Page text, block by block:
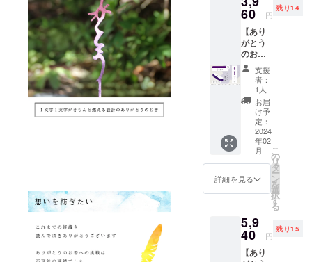
す。
※製品改
良のた
め、お
香本体
や化粧
箱、付
属品な
どのデ
ザイ
ン・仕
様は一
部変更
になる
可能性
いま
す。 ※
金額で
す。
ターン
数制限
はござ
いませ
ん。 お
香立て
も付属
してお
りすぐ
にご利
用いた
だけま
す。 ※
直径
15cm以
上の受
い。 ＝
＝＝＝
＝＝＝
＝＝＝
定》
2024年
4月 大
切な方
への贈
り物に
もご利
用いた
だける
よう化
粧箱に
もこだ
わりま
した。
お一人
様あた
はござ
いませ
ん。 お
香立て
60 円
残り14
【あり
がとう
のお香
２本】
※1本入
りの箱
が2段に
なった
お重で
す。
《色》
単色カ
ラー
（バイ
オレッ
ト）
意数
量》 限
定15個
《お届
支援
者：
1人
お届
け予
定：
2024
年02
月
詳細を見る
こ
の
リ
タ
ー
ン
を
選
択
す
る
5,9
40 円
残り15
【あり